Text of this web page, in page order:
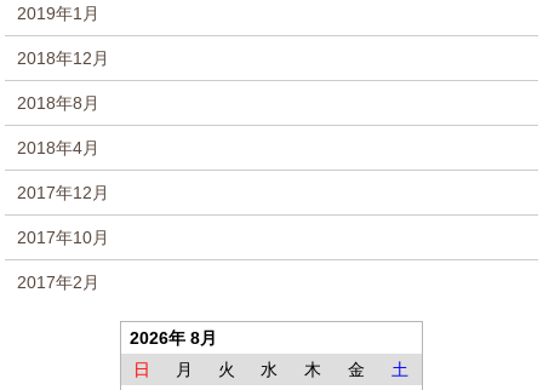
2019年1月
2018年12月
2018年8月
2018年4月
2017年12月
2017年10月
2017年2月
2026年 8月
日
月 火 水 木 金
土